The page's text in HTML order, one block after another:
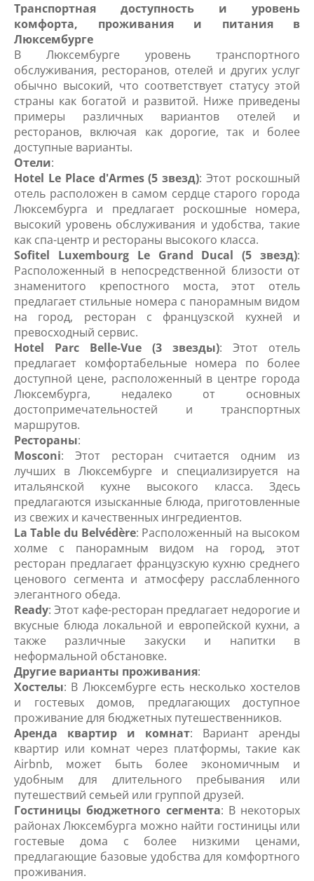
Транспортная доступность и уровень
комфорта, проживания и питания в
Люксембурге
В Люксембурге уровень транспортного
обслуживания, ресторанов, отелей и других услуг
обычно высокий, что соответствует статусу этой
страны как богатой и развитой. Ниже приведены
примеры различных вариантов отелей и
ресторанов, включая как дорогие, так и более
доступные варианты.
Отели:
Hotel Le Place d'Armes (5 звезд): Этот роскошный
отель расположен в самом сердце старого города
Люксембурга и предлагает роскошные номера,
высокий уровень обслуживания и удобства, такие
как спа-центр и рестораны высокого класса.
Sofitel Luxembourg Le Grand Ducal (5 звезд):
Расположенный в непосредственной близости от
знаменитого крепостного моста, этот отель
предлагает стильные номера с панорамным видом
на город, ресторан с французской кухней и
превосходный сервис.
Hotel Parc Belle-Vue (3 звезды): Этот отель
предлагает комфортабельные номера по более
доступной цене, расположенный в центре города
Люксембурга, недалеко от основных
достопримечательностей и транспортных
маршрутов.
Рестораны:
Mosconi: Этот ресторан считается одним из
лучших в Люксембурге и специализируется на
итальянской кухне высокого класса. Здесь
предлагаются изысканные блюда, приготовленные
из свежих и качественных ингредиентов.
La Table du Belvédère: Расположенный на высоком
холме с панорамным видом на город, этот
ресторан предлагает французскую кухню среднего
ценового сегмента и атмосферу расслабленного
элегантного обеда.
Ready: Этот кафе-ресторан предлагает недорогие и
вкусные блюда локальной и европейской кухни, а
также различные закуски и напитки в
неформальной обстановке.
Другие варианты проживания:
Хостелы: В Люксембурге есть несколько хостелов
и гостевых домов, предлагающих доступное
проживание для бюджетных путешественников.
Аренда квартир и комнат: Вариант аренды
квартир или комнат через платформы, такие как
Airbnb, может быть более экономичным и
удобным для длительного пребывания или
путешествий семьей или группой друзей.
Гостиницы бюджетного сегмента: В некоторых
районах Люксембурга можно найти гостиницы или
гостевые дома с более низкими ценами,
предлагающие базовые удобства для комфортного
проживания.